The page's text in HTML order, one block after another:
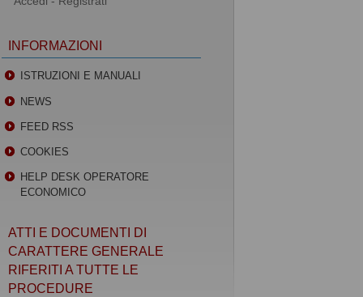
INFORMAZIONI
ISTRUZIONI E MANUALI
NEWS
FEED RSS
COOKIES
HELP DESK OPERATORE
ECONOMICO
ATTI E DOCUMENTI DI
CARATTERE GENERALE
RIFERITI A TUTTE LE
PROCEDURE